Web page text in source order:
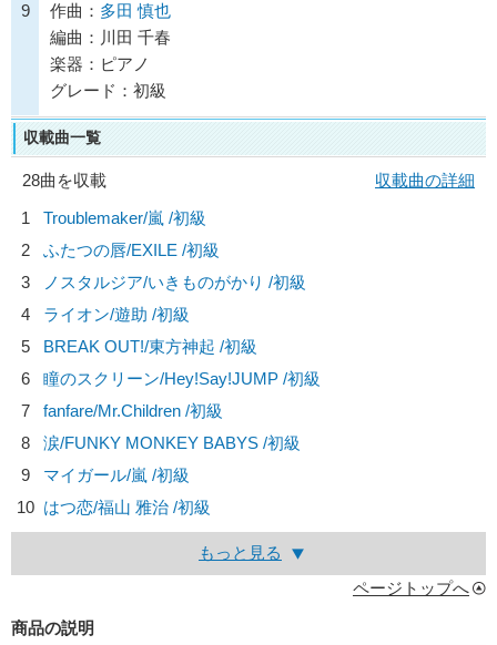
9
作曲： 多田 慎也
編曲：川田 千春
楽器：ピアノ
グレード：初級
収載曲一覧
28曲を収載
収載曲の詳細
1
Troublemaker/嵐 /初級
2
ふたつの唇/EXILE /初級
3
ノスタルジア/いきものがかり /初級
4
ライオン/遊助 /初級
5
BREAK OUT!/東方神起 /初級
6
瞳のスクリーン/Hey!Say!JUMP /初級
7
fanfare/Mr.Children /初級
8
涙/FUNKY MONKEY BABYS /初級
9
マイガール/嵐 /初級
10 はつ恋/福山 雅治 /初級
もっと見る
ページトップへ
商品の説明